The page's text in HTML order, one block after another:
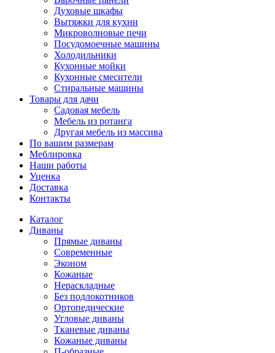
Духовые шкафы
Вытяжки для кухни
Микроволновые печи
Посудомоечные машины
Холодильники
Кухонные мойки
Кухонные смесители
Стиральные машины
Товары для дачи
Садовая мебель
Мебель из ротанга
Другая мебель из массива
По вашим размерам
Меблировка
Наши работы
Уценка
Доставка
Контакты
Каталог
Диваны
Прямые диваны
Современные
Эконом
Кожаные
Нераскладные
Без подлокотников
Ортопедические
Угловые диваны
Тканевые диваны
Кожаные диваны